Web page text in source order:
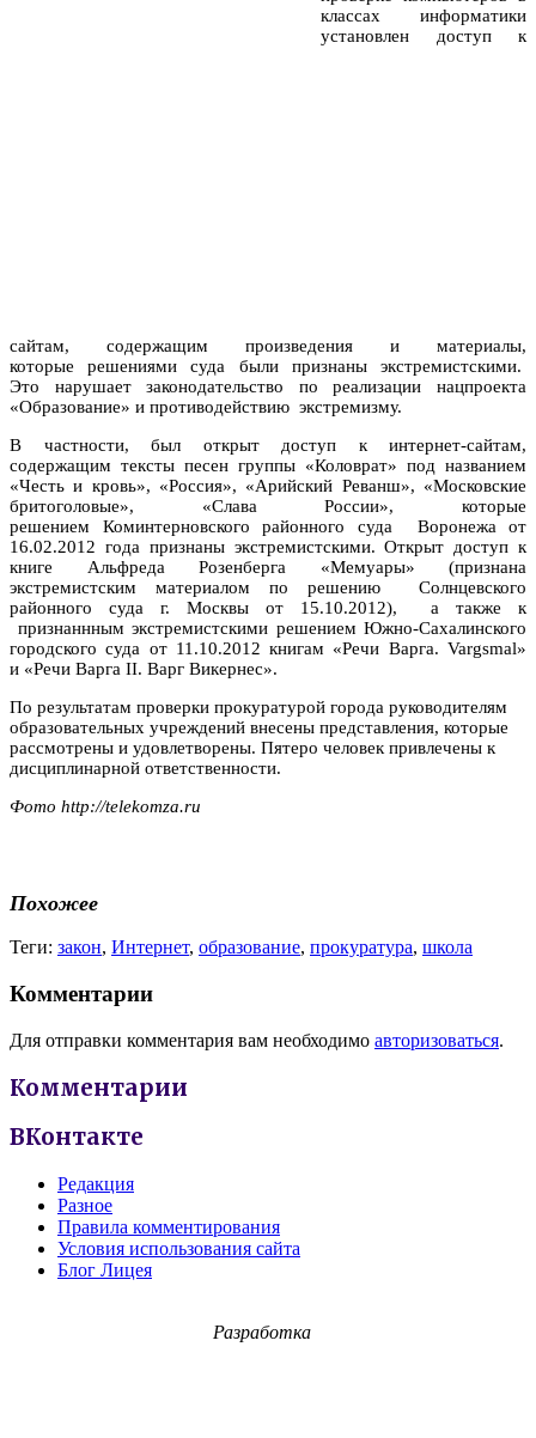
классах информатики
установлен доступ к
сайтам, содержащим произведения и материалы,
которые решениями суда были признаны экстремистскими.
Это нарушает законодательство по реализации нацпроекта
«Образование» и противодействию экстремизму.
В частности, был открыт доступ к интернет-сайтам,
содержащим тексты песен группы «Коловрат» под названием
«Честь и кровь», «Россия», «Арийский Реванш», «Московские
бритоголовые», «Слава России», которые
решением Коминтерновского районного суда Воронежа от
16.02.2012 года признаны экстремистскими. Открыт доступ к
книге Альфреда Розенберга «Мемуары» (признана
экстремистским материалом по решению Солнцевского
районного суда г. Москвы от 15.10.2012), а также к
признаннным экстремистскими решением Южно-Сахалинского
городского суда от 11.10.2012 книгам «Речи Варга. Vargsmal»
и «Речи Варга II. Варг Викернес».
По результатам проверки прокуратурой города руководителям
образовательных учреждений внесены представления, которые
рассмотрены и удовлетворены. Пятеро человек привлечены к
дисциплинарной ответственности.
Фото http://telekomza.ru
Похожее
Теги: закон, Интернет, образование, прокуратура, школа
Комментарии
Для отправки комментария вам необходимо авторизоваться.
Комментарии
ВКонтакте
Редакция
Разное
Правила комментирования
Условия использования сайта
Блог Лицея
Разработка